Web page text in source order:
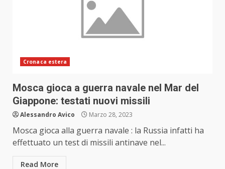
Cronaca estera
Mosca gioca a guerra navale nel Mar del
Giappone: testati nuovi missili
Alessandro Avico Marzo 28, 2023
Mosca gioca alla guerra navale : la Russia infatti ha
effettuato un test di missili antinave nel...
Read More